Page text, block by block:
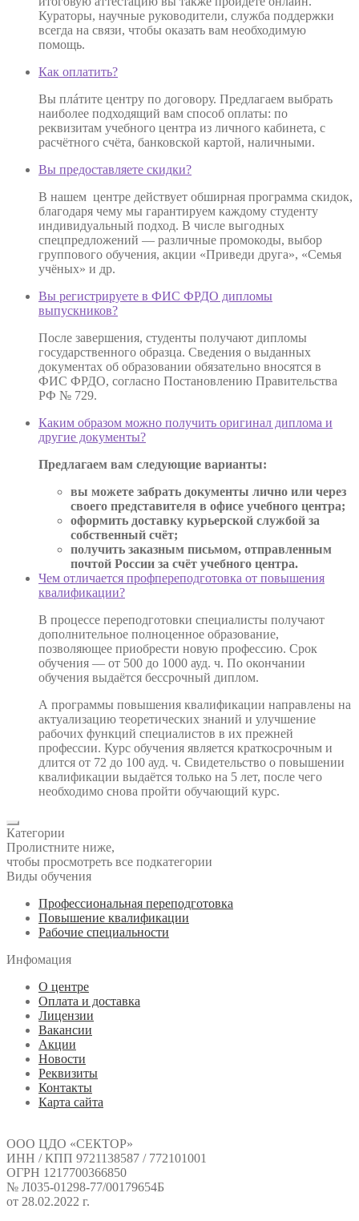
Кураторы, научные руководители, служба поддержки
всегда на связи, чтобы оказать вам необходимую
помощь.
Как оплатить?
Вы плáтите центру по договору. Предлагаем выбрать
наиболее подходящий вам способ оплаты: по
реквизитам учебного центра из личного кабинета, с
расчётного счёта, банковской картой, наличными.
Вы предоставляете скидки?
В нашем центре действует обширная программа скидок,
благодаря чему мы гарантируем каждому студенту
индивидуальный подход. В числе выгодных
спецпредложений — различные промокоды, выбор
группового обучения, акции «Приведи друга», «Семья
учёных» и др.
Вы регистрируете в ФИС ФРДО дипломы
выпускников?
После завершения, студенты получают дипломы
государственного образца. Сведения о выданных
документах об образовании обязательно вносятся в
ФИС ФРДО, согласно Постановлению Правительства
РФ № 729.
Каким образом можно получить оригинал диплома и
другие документы?
Предлагаем вам следующие варианты:
вы можете забрать документы лично или через
своего представителя в офисе учебного центра;
оформить доставку курьерской службой за
собственный счёт;
получить заказным письмом, отправленным
почтой России за счёт учебного центра.
Чем отличается профпереподготовка от повышения
квалификации?
В процессе переподготовки специалисты получают
дополнительное полноценное образование,
позволяющее приобрести новую профессию. Срок
обучения — от 500 до 1000 ауд. ч. По окончании
обучения выдаётся бессрочный диплом.
А программы повышения квалификации направлены на
актуализацию теоретических знаний и улучшение
рабочих функций специалистов в их прежней
профессии. Курс обучения является краткосрочным и
длится от 72 до 100 ауд. ч. Свидетельство о повышении
квалификации выдаётся только на 5 лет, после чего
необходимо снова пройти обучающий курс.
Категории
Пролистните ниже,
чтобы просмотреть все подкатегории
Виды обучения
Профессиональная переподготовка
Повышение квалификации
Рабочие специальности
Инфомация
О центре
Оплата и доставка
Лицензии
Вакансии
Акции
Новости
Реквизиты
Контакты
Карта сайта
ООО ЦДО «СЕКТОР»
ИНН / КПП 9721138587 / 772101001
ОГРН 1217700366850
№ Л035-01298-77/00179654Б
от 28.02.2022 г.